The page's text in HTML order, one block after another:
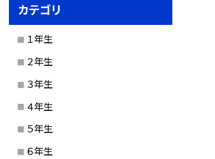
カテゴリ
１年生
２年生
３年生
４年生
５年生
６年生